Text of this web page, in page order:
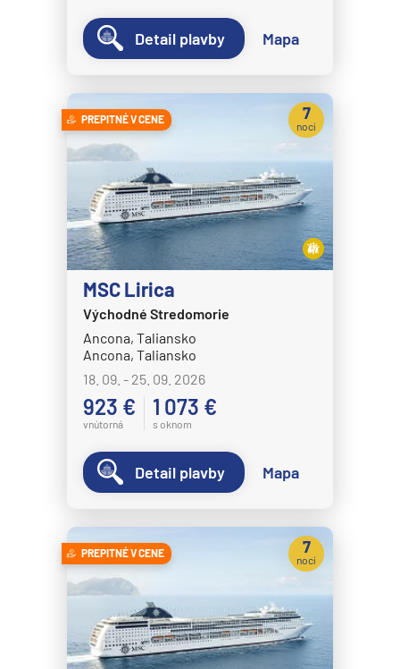
Detail plavby Mapa
PREPITNÉ V CENE
MSC Lirica
Východné Stredomorie
Ancona, Taliansko
Ancona, Taliansko
18. 09. - 25. 09. 2026
923 €
vnútorná
1 073 €
s oknom
7
nocí
Detail plavby Mapa
PREPITNÉ V CENE 7
nocí